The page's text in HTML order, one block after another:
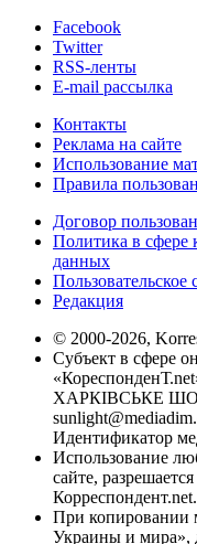
Facebook
Twitter
RSS-ленты
E-mail рассылка
Контакты
Реклама на сайте
Использование
Правила
Договор
Политика в сфере
данных
Пользовательское
Редакция
© 2000-2026,
Субъект в сфере
ХАРКІВСЬКЕ
Идентификатор
Использование
сайте,
Корреспондент.net.
При копировании
Украины и мира»,